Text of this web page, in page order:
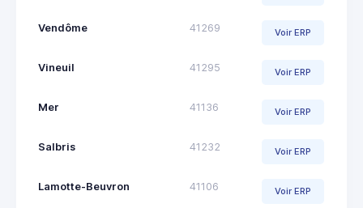
Vendôme 41269 Voir ERP
Vineuil 41295 Voir ERP
Mer 41136 Voir ERP
Salbris 41232 Voir ERP
Lamotte-Beuvron 41106 Voir ERP